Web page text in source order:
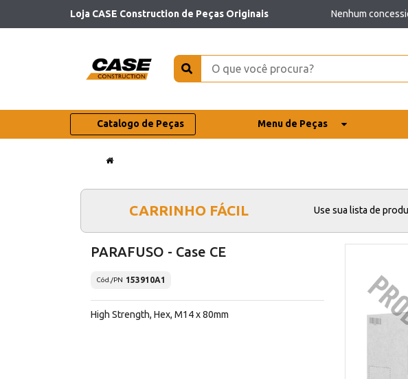
Loja CASE Construction de Peças Originais Nenhum
Catalogo de Peças Menu de Peças
CARRINHO FÁCIL Use sua lista de
PARAFUSO - Case CE
Cód./PN 153910A1
High Strength, Hex, M14 x 80mm